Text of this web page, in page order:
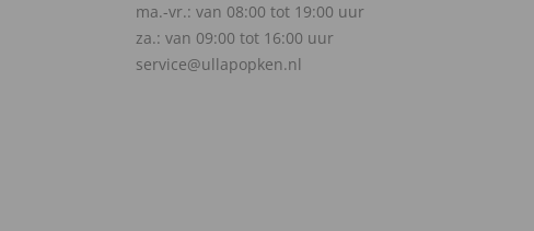
ma.-vr.: van 08:00 tot 19:00 uur
za.: van 09:00 tot 16:00 uur
service@ullapopken.nl